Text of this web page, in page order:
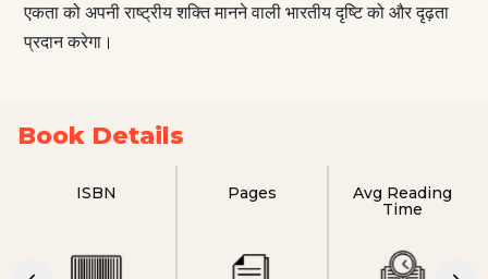
एकता को अपनी राष्ट्रीय शक्ति मानने वाली भारतीय दृष्टि को और दृढ़ता
प्रदान करेगा।
Book Details
ISBN Pages
Avg Reading
Time